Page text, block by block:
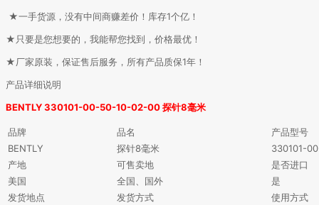
★一手货源，没有中间商赚差价！库存1个亿！
★只要是您想要的，我能帮您找到，价格最优！
★厂家原装，保证售后服务，所有产品质保1年！
产品详细说明
BENTLY 330101-00-50-10-02-00 探针8毫米
品牌 品名
产品型号
BENTLY
探针8毫米
330101-
产地
可售卖地
是否进口
美国
全国、国外
是
发货地点
发货方式
使用方式